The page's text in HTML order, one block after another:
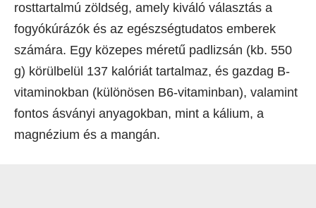
rosttartalmú zöldség, amely kiváló választás a
fogyókúrázók és az egészségtudatos emberek
számára. Egy közepes méretű padlizsán (kb. 550
g) körülbelül 137 kalóriát tartalmaz, és gazdag B-
vitaminokban (különösen B6-vitaminban), valamint
fontos ásványi anyagokban, mint a kálium, a
magnézium és a mangán.